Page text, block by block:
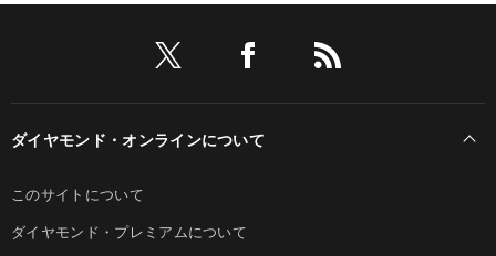
ダイヤモンド・オンラインについて
このサイトについて
ダイヤモンド・プレミアムについて